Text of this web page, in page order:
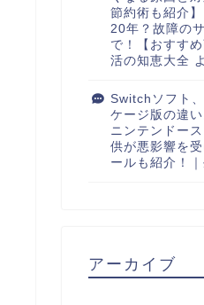
節約術も紹介】
20年？故障の
で！【おすす
活の知恵大全
Switchソフト
ケージ版の違
ニンテンドー
供が悪影響を
ールも紹介！
アーカイブ